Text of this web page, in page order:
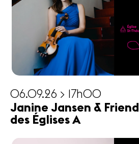
06.09.26 > 17h00
Janine Jansen &
des Églises A